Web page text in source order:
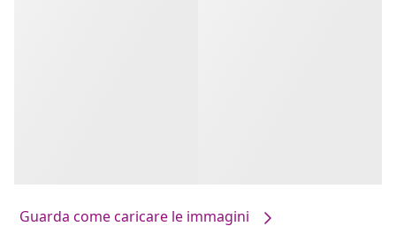
Guarda come caricare le immagini